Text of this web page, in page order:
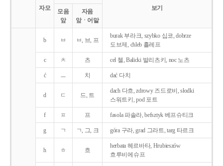
자모
보기
모음
앞
자음
앞ㆍ어말
b ㅂ ㅂ, 브, 프
burak 부라크, szybko 십코, dobrze
도브제, chleb 흘레프
c ㅊ 츠 cel 첼, Balicki 발리츠키, noc 노츠
ć ㅡ 치 dać 다치
d ㄷ 드, 트
dach 다흐, zdrowy 즈드로비, słodki
스워트키, pod 포트
f ㅍ 프 fasola 파솔라, befsztyk 베프슈티크
g ㄱ ㄱ, 그, 크 góra 구라, grad 그라트, targ 타르크
h ㅎ 흐
herbata 헤르바타, Hrubieszów
흐루비에슈프